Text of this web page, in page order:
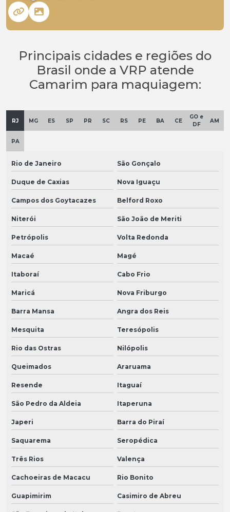
Principais cidades e regiões do
Brasil onde a VRP atende
Camarim para maquiagem:
RJ MG ES SP PR SC RS PE BA CE
GO e
DF
AM
PA
Rio de Janeiro São Gonçalo
Duque de Caxias Nova Iguaçu
Campos dos Goytacazes Belford Roxo
Niterói São João de Meriti
Petrópolis Volta Redonda
Macaé Magé
Itaboraí Cabo Frio
Maricá Nova Friburgo
Barra Mansa Angra dos Reis
Mesquita Teresópolis
Rio das Ostras Nilópolis
Queimados Araruama
Resende Itaguaí
São Pedro da Aldeia Itaperuna
Japeri Barra do Piraí
Saquarema Seropédica
Três Rios Valença
Cachoeiras de Macacu Rio Bonito
Guapimirim Casimiro de Abreu